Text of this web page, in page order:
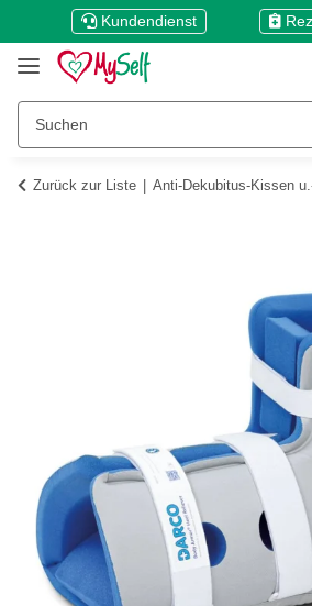
Kundendienst
Zurück zur Liste Anti-Dekubitus-Kissen